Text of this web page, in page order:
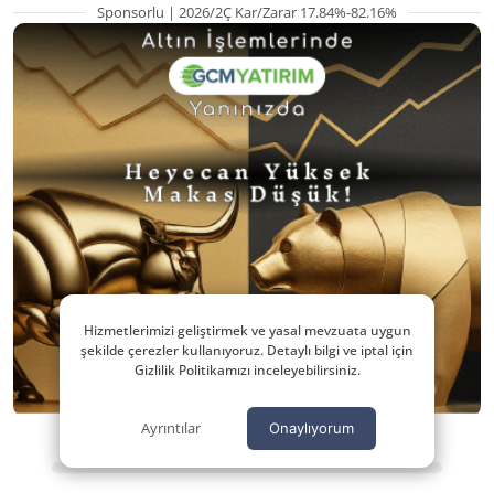
Sponsorlu | 2026/2Ç Kar/Zarar 17.84%-82.16%
Hizmetlerimizi geliştirmek ve yasal mevzuata uygun
şekilde çerezler kullanıyoruz. Detaylı bilgi ve iptal için
Gizlilik Politikamızı inceleyebilirsiniz.
Ayrıntılar Onaylıyorum